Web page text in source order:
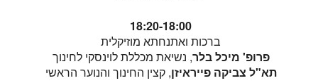
18:20-18:00
ברכות ואתנחתא מוזיקלית
פרופ' מיכל בלר, נשיאת מכללת לוינסקי לחינוך
תא"ל צביקה פייראיזן, קצין החינוך והנוער הראשי